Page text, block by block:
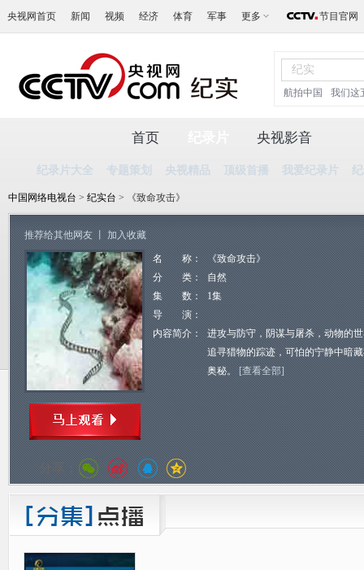
央视网首页 新闻 视频 经济 体育 军事 更多 节目官网
航拍中国 我们这
首页
纪录片大全 专题策划 央视精品 顶级首播 我爱纪录片
央视影音
中国网络电视台 > 纪实台 > 《致命攻击》
推荐给其他网友 加入收藏
名 称：
《致命攻击》
分 类：
自然
集 数：
1集
导 演：
内容简介：
进攻与防守，阴谋与屠杀，动物的
追寻猎物的踪迹，可怕的宁静中暗
奥秘。
[查看全部]
分享：